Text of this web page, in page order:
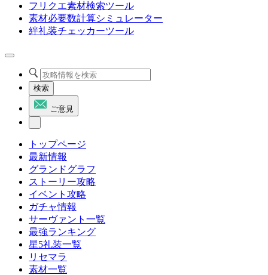
フリクエ素材検索ツール
素材必要数計算シミュレーター
絆礼装チェッカーツール
検索
ご意見
トップページ
最新情報
グランドグラフ
ストーリー攻略
イベント攻略
ガチャ情報
サーヴァント一覧
最強ランキング
星5礼装一覧
リセマラ
素材一覧